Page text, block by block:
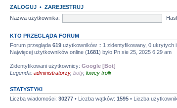
ZALOGUJ • ZAREJESTRUJ
Nazwa użytkownika:
KTO PRZEGLĄDA FORUM
Forum przegląda 619 użytkowników :: 1 zidentyfikowany, 0 ukrytych
Najwięcej użytkowników online (1681) było Pn sie 25, 2025 6:29 am
Zidentyfikowani użytkownicy: Google [Bot]
Legenda: administratorzy, boty, łowcy trolli
STATYSTYKI
Liczba wiadomości: 30277 • Liczba wątków: 1595 • Liczba